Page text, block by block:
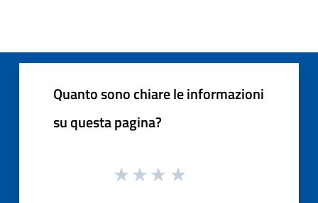
Quanto sono chiare le informazioni
su questa pagina?